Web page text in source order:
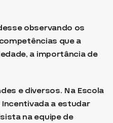
observando os
que a
a importância de
e diversos. Na Escola
a estudar
na equipe de